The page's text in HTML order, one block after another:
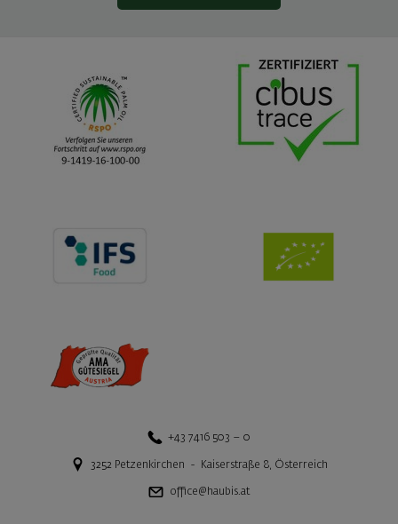
+43 7416 503 – 0
3252 Petzenkirchen - Kaiserstraße 8, Österreich
office@haubis.at